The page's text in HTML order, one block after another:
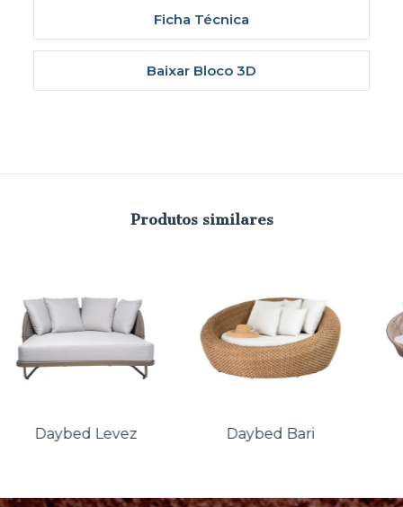
Ficha Técnica
Baixar Bloco 3D
Produtos similares
Daybed Levez Daybed Bari